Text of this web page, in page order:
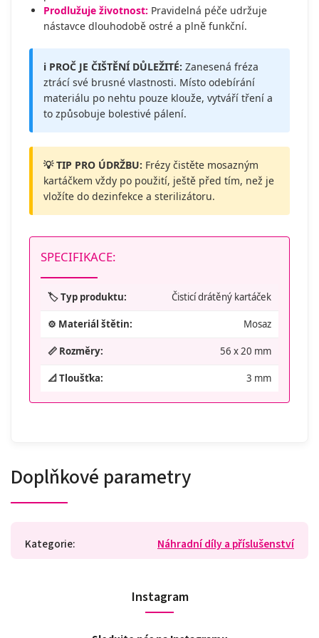
Prodlužuje životnost: Pravidelná péče udržuje
nástavce dlouhodobě ostré a plně funkční.
ℹ️ PROČ JE ČIŠTĚNÍ DŮLEŽITÉ: Zanesená fréza
ztrácí své brusné vlastnosti. Místo odebírání
materiálu po nehtu pouze klouže, vytváří tření a
to způsobuje bolestivé pálení.
💡 TIP PRO ÚDRŽBU: Frézy čistěte mosazným
kartáčkem vždy po použití, ještě před tím, než je
vložíte do dezinfekce a sterilizátoru.
SPECIFIKACE:
🏷️ Typ produktu: Čisticí drátěný kartáček
⚙️ Materiál štětin: Mosaz
📏 Rozměry: 56 x 20 mm
📐 Tloušťka: 3 mm
Doplňkové parametry
Kategorie: Náhradní díly a příslušenství
Instagram